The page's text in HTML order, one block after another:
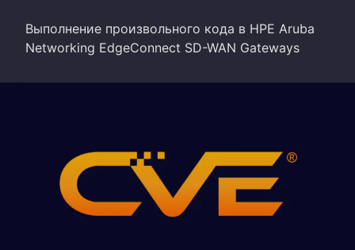
Выполнение произвольного кода в HPE Aruba
Networking EdgeConnect SD-WAN Gateways